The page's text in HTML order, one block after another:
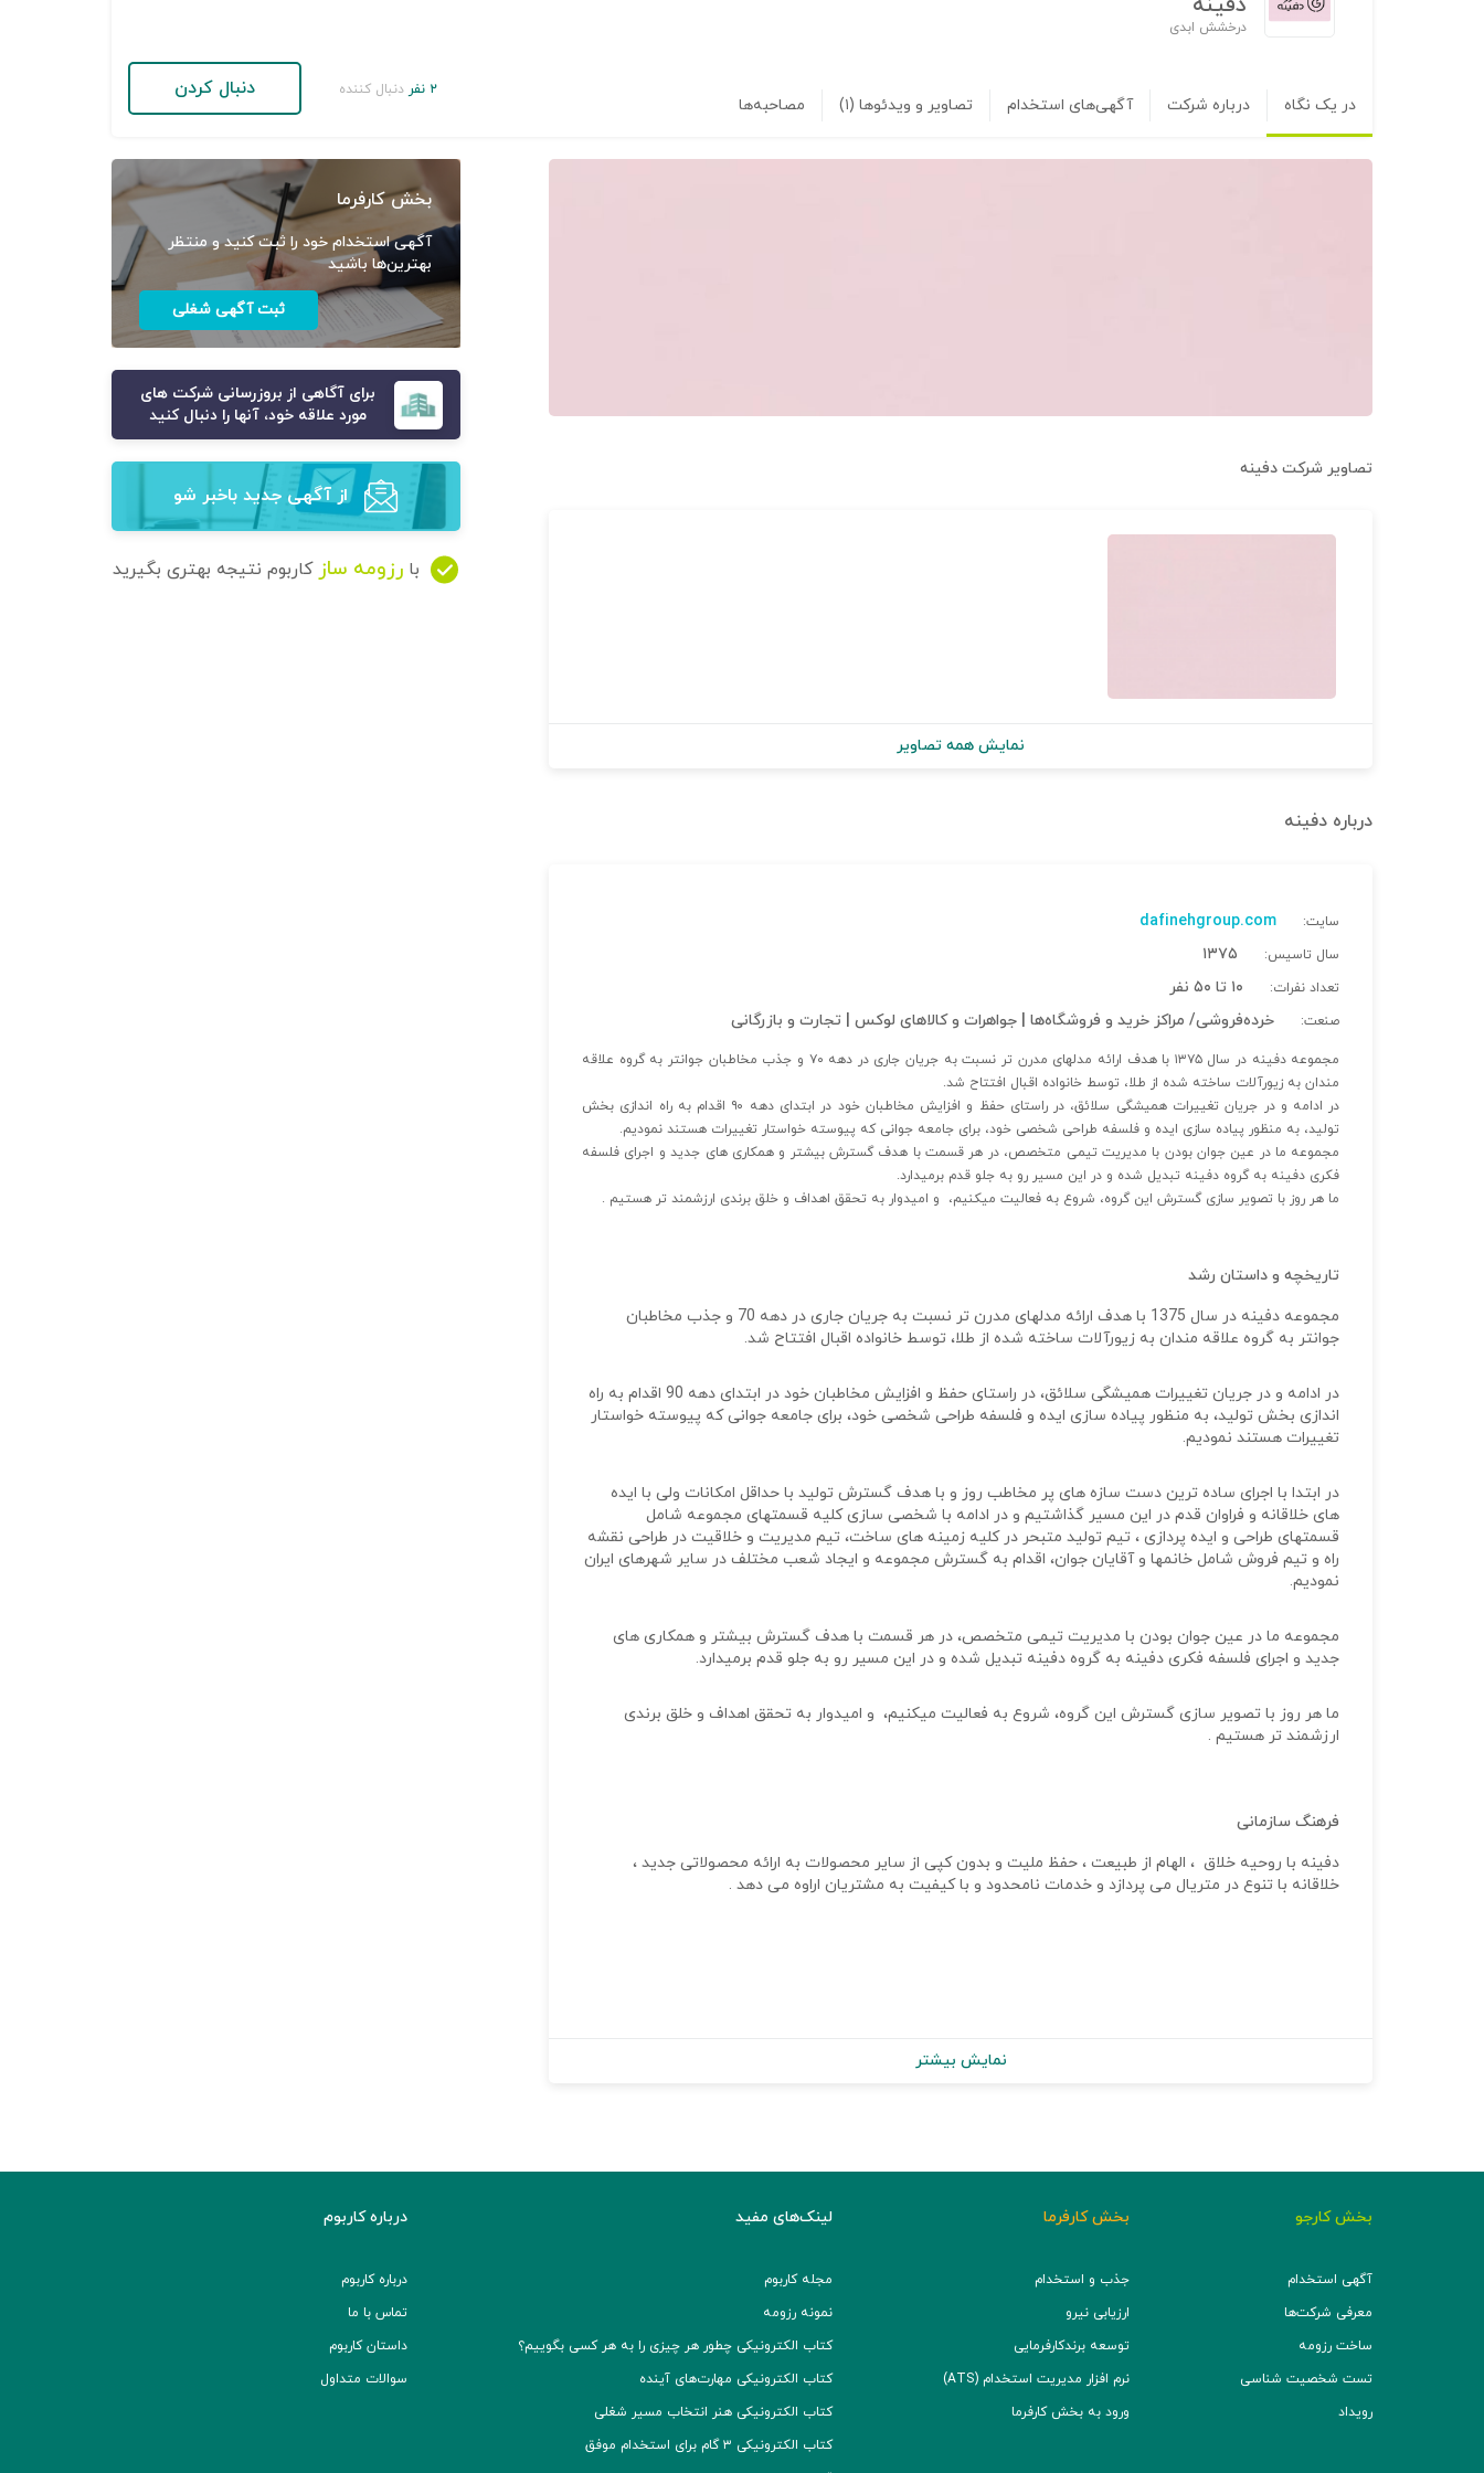
درخشش ابدی
در یک نگاه درباره شرکت آگهی‌های استخدام تصاویر و ویدئوها (۱) مصاحبه‌ها
۲ نفر دنبال کننده دنبال کردن
تصاویر شرکت دفینه
نمایش همه تصاویر
درباره دفینه
سایت: dafinehgroup.com
سال تاسیس: ۱۳۷۵
تعداد نفرات: ۱۰ تا ۵۰ نفر
صنعت: خرده‌فروشی/ مراکز خرید و فروشگاه‌ها | جواهرات و کالاهای لوکس | تجارت و بازرگانی
مجموعه دفینه در سال ۱۳۷۵ با هدف ارائه مدلهای مدرن تر نسبت به جریان جاری در دهه ۷۰ و جذب مخاطبان جوانتر به گروه علاقه
مندان به زیورآلات ساخته شده از طلا، توسط خانواده اقبال افتتاح شد.
در ادامه و در جریان تغییرات همیشگی سلائق، در راستای حفظ و افزایش مخاطبان خود در ابتدای دهه ۹۰ اقدام به راه اندازی بخش
تولید، به منظور پیاده سازی ایده و فلسفه طراحی شخصی خود، برای جامعه جوانی که پیوسته خواستار تغییرات هستند نمودیم.
مجموعه ما در عین جوان بودن با مدیریت تیمی متخصص، در هر قسمت با هدف گسترش بیشتر و همکاری های جدید و اجرای فلسفه
فکری دفینه به گروه دفینه تبدیل شده و در این مسیر رو به جلو قدم برمیدارد.
ما هر روز با تصویر سازی گسترش این گروه، شروع به فعالیت میکنیم، و امیدوار به تحقق اهداف و خلق برندی ارزشمند تر هستیم .
تاریخچه و داستان رشد
مجموعه دفینه در سال 1375 با هدف ارائه مدلهای مدرن تر نسبت به جریان جاری در دهه 70 و جذب مخاطبان
جوانتر به گروه علاقه مندان به زیورآلات ساخته شده از طلا، توسط خانواده اقبال افتتاح شد.
در ادامه و در جریان تغییرات همیشگی سلائق، در راستای حفظ و افزایش مخاطبان خود در ابتدای دهه 90 اقدام به راه
اندازی بخش تولید، به منظور پیاده سازی ایده و فلسفه طراحی شخصی خود، برای جامعه جوانی که پیوسته خواستار
تغییرات هستند نمودیم.
در ابتدا با اجرای ساده ترین دست سازه های پر مخاطب روز و با هدف گسترش تولید با حداقل امکانات ولی با ایده
های خلاقانه و فراوان قدم در این مسیر گذاشتیم و در ادامه با شخصی سازی کلیه قسمتهای مجموعه شامل
قسمتهای طراحی و ایده پردازی ، تیم تولید متبحر در کلیه زمینه های ساخت، تیم مدیریت و خلاقیت در طراحی نقشه
راه و تیم فروش شامل خانمها و آقایان جوان، اقدام به گسترش مجموعه و ایجاد شعب مختلف در سایر شهرهای ایران
نمودیم.
مجموعه ما در عین جوان بودن با مدیریت تیمی متخصص، در هر قسمت با هدف گسترش بیشتر و همکاری های
جدید و اجرای فلسفه فکری دفینه به گروه دفینه تبدیل شده و در این مسیر رو به جلو قدم برمیدارد.
ما هر روز با تصویر سازی گسترش این گروه، شروع به فعالیت میکنیم، و امیدوار به تحقق اهداف و خلق برندی
ارزشمند تر هستیم .
فرهنگ سازمانی
دفینه با روحیه خلاق ، الهام از طبیعت ، حفظ ملیت و بدون کپی از سایر محصولات به ارائه محصولاتی جدید ،
خلاقانه با تنوع در متریال می پردازد و خدمات نامحدود و با کیفیت به مشتریان اراوه می دهد .
نمایش بیشتر
بخش کارفرما
آگهی استخدام خود را ثبت کنید و منتظر
بهترین‌ها باشید
ثبت آگهی شغلی
برای آگاهی از بروزرسانی شرکت های
مورد علاقه خود، آنها را دنبال کنید
از آگهی‌ جدید باخبر شو
با رزومه ساز کاربوم نتیجه بهتری بگیرید
بخش کارجو
آگهی استخدام
معرفی شرکت‌ها
ساخت رزومه
تست شخصیت شناسی
رویداد
بخش کارفرما
جذب و استخدام
ارزیابی نیرو
توسعه برند‌کارفرمایی
نرم افزار مدیریت استخدام (ATS)
ورود به بخش کارفرما
لینک‌های مفید
مجله کاربوم
نمونه رزومه
کتاب الکترونیکی چطور هر چیزی را به هر کسی بگوییم؟
کتاب الکترونیکی مهارت‌های آینده
کتاب الکترونیکی هنر انتخاب مسیر شغلی
کتاب الکترونیکی ۳ گام برای استخدام موفق
درباره کاربوم
درباره کاربوم
تماس با ما
داستان کاربوم
سوالات متداول